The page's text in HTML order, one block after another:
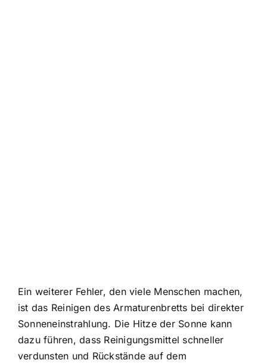
Ein weiterer Fehler, den viele Menschen machen,
ist das Reinigen des Armaturenbretts bei direkter
Sonneneinstrahlung. Die Hitze der Sonne kann
dazu führen, dass Reinigungsmittel schneller
verdunsten und Rückstände auf dem